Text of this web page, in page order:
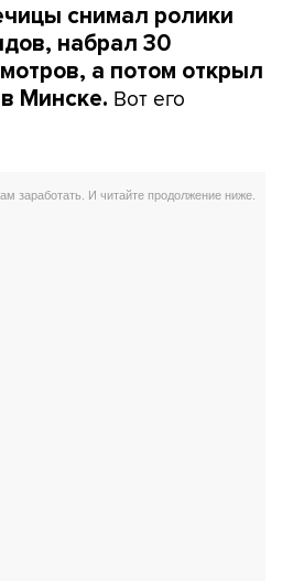
снимал ролики
набрал 30
а потом открыл
Минске. Вот его